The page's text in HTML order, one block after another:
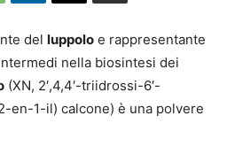
del luppolo e rappresentante
nella biosintesi dei
(XN, 2′,4,4′-triidrossi-6′-
en-1-il) calcone) è una polvere